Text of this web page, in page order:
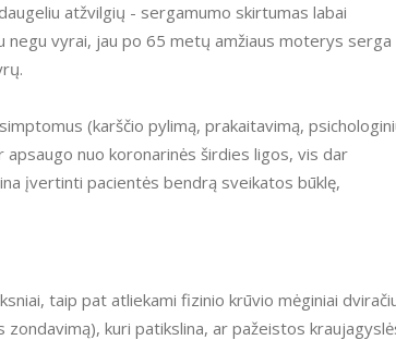
atžvilgių - sergamumo skirtumas labai
vyrai, jau po 65 metų amžiaus moterys serga
(karščio pylimą, prakaitavimą,
nuo koronarinės širdies ligos, vis dar
įvertinti pacientės bendrą sveikatos būklę,
taip pat atliekami fizinio krūvio mėginiai
kuri patikslina, ar pažeistos